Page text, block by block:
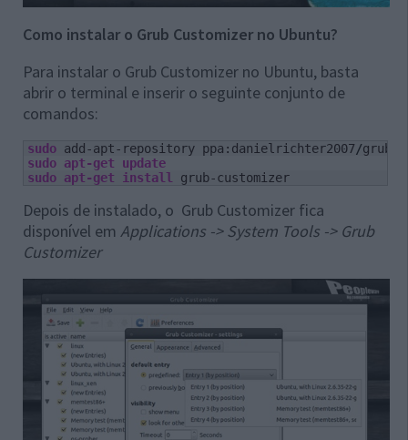
Como instalar o Grub Customizer no Ubuntu?
Para instalar o Grub Customizer no Ubuntu, basta
abrir o terminal e inserir o seguinte conjunto de
comandos:
sudo add-apt-repository ppa:danielrichter2007/
sudo apt-get update
sudo apt-get install grub-customizer
Depois de instalado, o Grub Customizer fica
disponível em Applications -> System Tools -> Grub
Customizer